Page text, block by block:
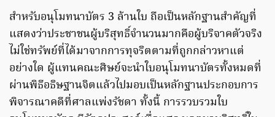
สำหรับอนุโมทนาบัตร 3 ล้านใบ ถือเป็นหลักฐานสำคัญที่
แสดงว่าประชาชนผู้บริสุทธิ์จำนวนมากคือผู้บริจาคตัวจริง
ไม่ใช่ทรัพย์ที่ได้มาจากการทุจริตตามที่ถูกกล่าวหาแต่
อย่างใด ผู้แทนคณะศิษย์จะนำใบอนุโมทนาบัตรทั้งหมดที่
ผ่านพิธีอธิษฐานจิตแล้วไปมอบเป็นหลักฐานประกอบการ
พิจารณาคดีที่ศาลแพ่งรัชดา ทั้งนี้ การรวบรวมใบ